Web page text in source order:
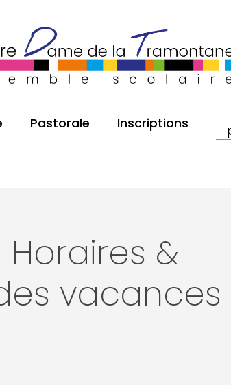
Pastorale Inscriptions
Horaires &
vacances